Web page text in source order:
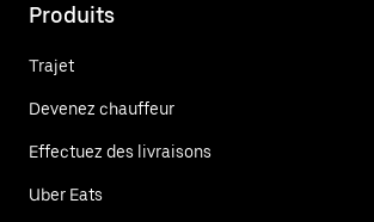
Produits
Trajet
Devenez chauffeur
Effectuez des livraisons
Uber Eats